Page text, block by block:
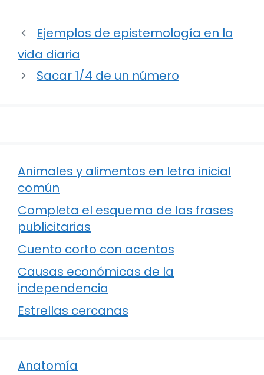
Ejemplos de epistemología en la
vida diaria
Sacar 1/4 de un número
Animales y alimentos en letra inicial
común
Completa el esquema de las frases
publicitarias
Cuento corto con acentos
Causas económicas de la
independencia
Estrellas cercanas
Anatomía